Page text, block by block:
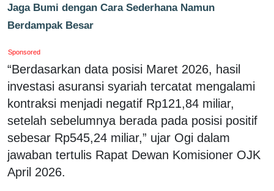
Jaga Bumi dengan Cara Sederhana Namun
Berdampak Besar
Sponsored
“Berdasarkan data posisi Maret 2026, hasil
investasi asuransi syariah tercatat mengalami
kontraksi menjadi negatif Rp121,84 miliar,
setelah sebelumnya berada pada posisi positif
sebesar Rp545,24 miliar,” ujar Ogi dalam
jawaban tertulis Rapat Dewan Komisioner OJK
April 2026.